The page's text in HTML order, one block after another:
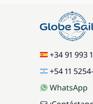
+34 91 993
+54 11
WhatsApp